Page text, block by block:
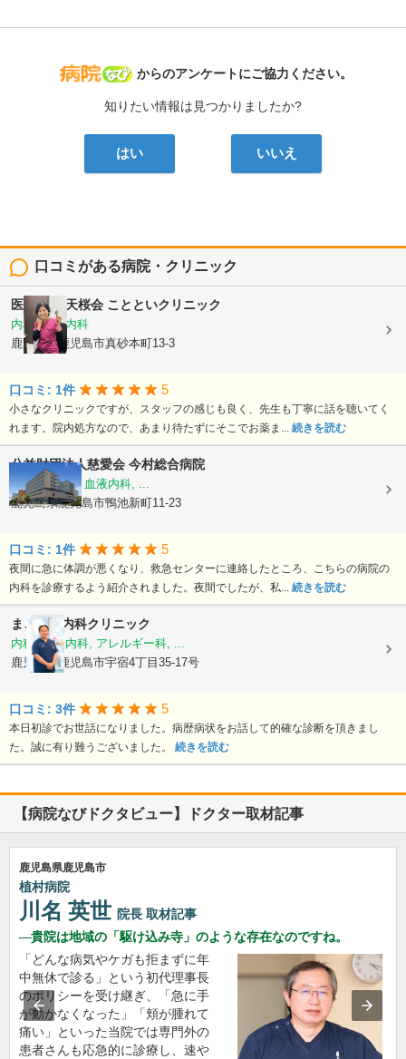
病院なび
からのアンケートにご協力ください。
知りたい情報は見つかりましたか?
はい いいえ
口コミがある病院・クリニック
医療法人 天桜会 ことといクリニック
内科, 血液内科
鹿児島県鹿児島市真砂本町13-3
口コミ: 1件 5
小さなクリニックですが、スタッフの感じも良く、先生も丁寧に話を聴いてく
れます。院内処方なので、あまり待たずにそこでお薬ま... 続きを読む
公益財団法人慈愛会 今村総合病院
内科, 救急科, 血液内科, ...
鹿児島県鹿児島市鴨池新町11-23
口コミ: 1件 5
夜間に急に体調が悪くなり、救急センターに連絡したところ、こちらの病院の
内科を診療するよう紹介されました。夜間でしたが、私... 続きを読む
まごころ内科クリニック
内科, 神経内科, アレルギー科, ...
鹿児島県鹿児島市宇宿4丁目35-17号
口コミ: 3件 5
本日初診でお世話になりました。病歴病状をお話して的確な診断を頂きまし
た。誠に有り難うございました。 続きを読む
【病院なびドクタビュー】ドクター取材記事
鹿児島県鹿児島市
植村病院
川名 英世 院長 取材記事
貴院は地域の「駆け込み寺」のような存在なのですね。
「どんな病気やケガも拒まずに年
中無休で診る」という初代理事長
のポリシーを受け継ぎ、「急に手
が動かなくなった」「頬が腫れて
痛い」といった当院では専門外の
患者さんも応急的に診療し、速や